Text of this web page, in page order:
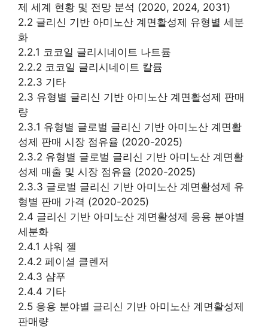
제 세계 현황 및 전망 분석 (2020, 2024, 2031)
2.2 글리신 기반 아미노산 계면활성제 유형별 세분
화
2.2.1 코코일 글리시네이트 나트륨
2.2.2 코코일 글리시네이트 칼륨
2.2.3 기타
2.3 유형별 글리신 기반 아미노산 계면활성제 판매
량
2.3.1 유형별 글로벌 글리신 기반 아미노산 계면활
성제 판매 시장 점유율 (2020-2025)
2.3.2 유형별 글로벌 글리신 기반 아미노산 계면활
성제 매출 및 시장 점유율 (2020-2025)
2.3.3 글로벌 글리신 기반 아미노산 계면활성제 유
형별 판매 가격 (2020-2025)
2.4 글리신 기반 아미노산 계면활성제 응용 분야별
세분화
2.4.1 샤워 젤
2.4.2 페이셜 클렌저
2.4.3 샴푸
2.4.4 기타
2.5 응용 분야별 글리신 기반 아미노산 계면활성제
판매량